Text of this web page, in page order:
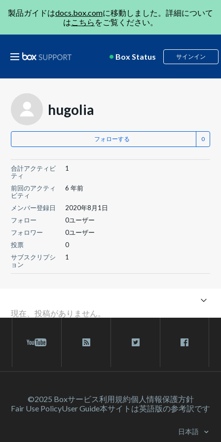
製品ガイドはdocs.box.comに移動しました。詳細について
はこちら をご覧ください。
Box Status サインイン
hugolia
フォローする
合計アクティビ
ティ
1
前回のアクティ
ビティ
6 年前
メンバー登録日
2020年8月1日
フォロー
0ユーザー
フォロワー
0ユーザー
投票
0
サブスクリプシ
ョン
1
現在、投稿がありません。
©2025 Boxサービス利⽤規約個人情報保護方針
Fair Use PolicyUser Guide本サイトは英語版の参考訳です
日本語